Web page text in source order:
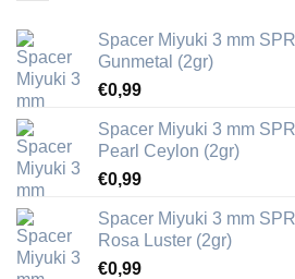
Spacer Miyuki 3 mm
Gunmetal (2gr)
€0,99
Spacer Miyuki 3 mm
Pearl Ceylon (2gr)
€0,99
Spacer Miyuki 3 mm
Rosa Luster (2gr)
€0,99